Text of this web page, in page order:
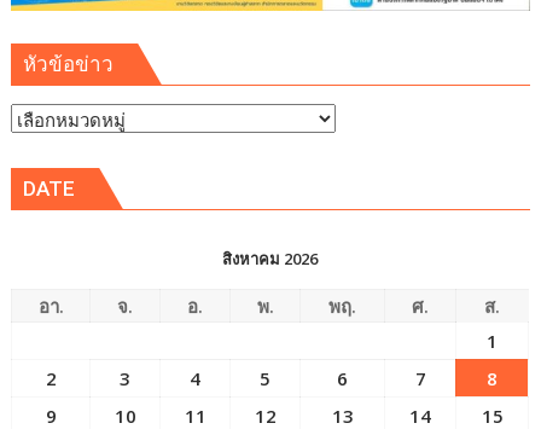
124
หัวข้อข่าว
หัวข้อ
DATE
สิงหาคม 2026
อา. จ. อ. พ. พฤ. ศ.
ส.
1
2
3 4 5 6 7
8
9
10 11 12 13 14
15